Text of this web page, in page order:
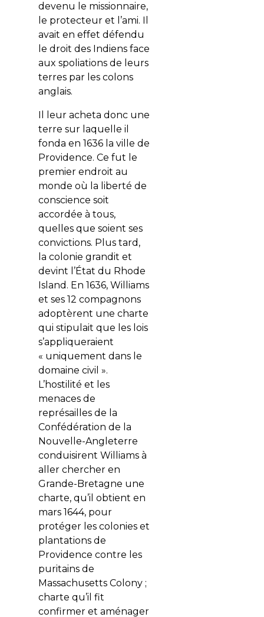
devenu le missionnaire,
le protecteur et l’ami. Il
avait en effet défendu
le droit des Indiens face
aux spoliations de leurs
terres par les colons
anglais.
Il leur acheta donc une
terre sur laquelle il
fonda en 1636 la ville de
Providence. Ce fut le
premier endroit au
monde où la liberté de
conscience soit
accordée à tous,
quelles que soient ses
convictions. Plus tard,
la colonie grandit et
devint l’État du Rhode
Island. En 1636, Williams
et ses 12 compagnons
adoptèrent une charte
qui stipulait que les lois
s’appliqueraient
« uniquement dans le
domaine civil ».
L’hostilité et les
menaces de
représailles de la
Confédération de la
Nouvelle-Angleterre
conduisirent Williams à
aller chercher en
Grande-Bretagne une
charte, qu’il obtient en
mars 1644, pour
protéger les colonies et
plantations de
Providence contre les
puritains de
Massachusetts Colony ;
charte qu’il fit
confirmer et aménager